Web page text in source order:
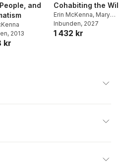
and
, 2013
kr
Cohabiting the
Erin McKenna, Mary
Trachsel,Tess Varner
Inbunden, 2027
1 432 kr